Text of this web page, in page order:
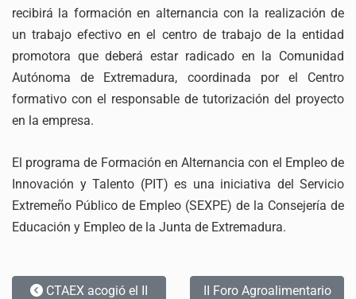
recibirá la formación en alternancia con la realización de
un trabajo efectivo en el centro de trabajo de la entidad
promotora que deberá estar radicado en la Comunidad
Autónoma de Extremadura, coordinada por el Centro
formativo con el responsable de tutorización del proyecto
en la empresa.
El programa de Formación en Alternancia con el Empleo de
Innovación y Talento (PIT) es una iniciativa del Servicio
Extremeño Público de Empleo (SEXPE) de la Consejería de
Educación y Empleo de la Junta de Extremadura.
CTAEX acogió el II
II Foro Agroalimentario